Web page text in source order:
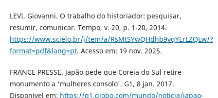
LEVI, Giovanni. O trabalho do historiador: pesquisar,
resumir, comunicar. Tempo, v. 20, p. 1-20, 2014.
https://www.scielo.br/j/tem/a/RsMtSYwQHdhb9vqYLrLZQLw/?
format=pdf&lang=pt. Acesso em: 19 nov. 2025.
FRANCE PRESSE. Japão pede que Coreia do Sul retire
monumento a 'mulheres consolo'. G1, 8 jan. 2017.
Disponível em: https://g1.globo.com/mundo/noticia/japao-